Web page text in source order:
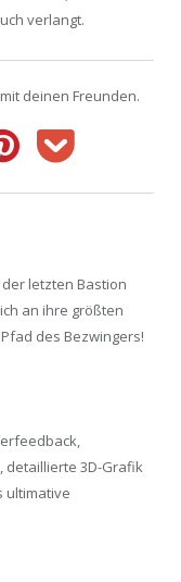
verlangt.
deinen Freunden.
letzten Bastion
an ihre größten
des Bezwingers!
detaillierte 3D-Grafik
ultimative